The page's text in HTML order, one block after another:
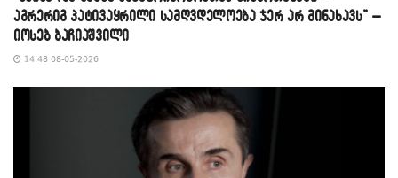
აგრერიგ პატივაყრილი სამღვდელოება ჯერ არ მინახავს” –
იოსებ ბაჩიაშვილი
14:48 08-05-2026